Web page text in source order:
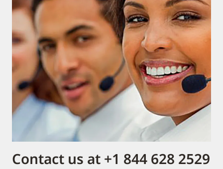
Contact us at +1 844 628 2529